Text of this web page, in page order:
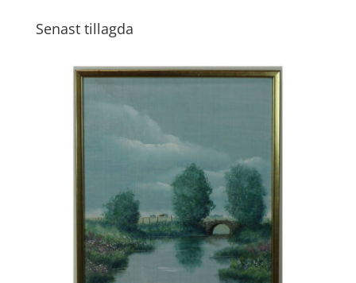
Senast tillagda